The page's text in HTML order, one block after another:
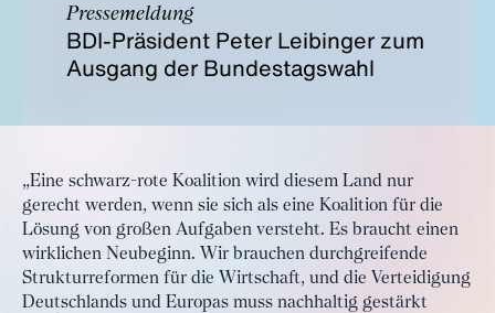
Pressemeldung
BDI-Präsident Peter Leibinger zum
Ausgang der Bundestagswahl
„Eine schwarz-rote Koalition wird diesem Land nur
gerecht werden, wenn sie sich als eine Koalition für die
Lösung von großen Aufgaben versteht. Es braucht einen
wirklichen Neubeginn. Wir brauchen durchgreifende
Strukturreformen für die Wirtschaft, und die Verteidigung
Deutschlands und Europas muss nachhaltig gestärkt